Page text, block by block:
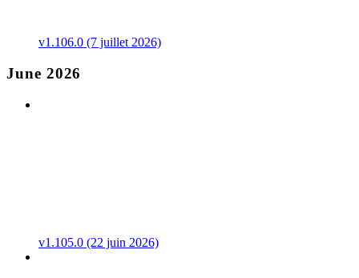
v1.106.0 (7 juillet 2026)
June 2026
v1.105.0 (22 juin 2026)